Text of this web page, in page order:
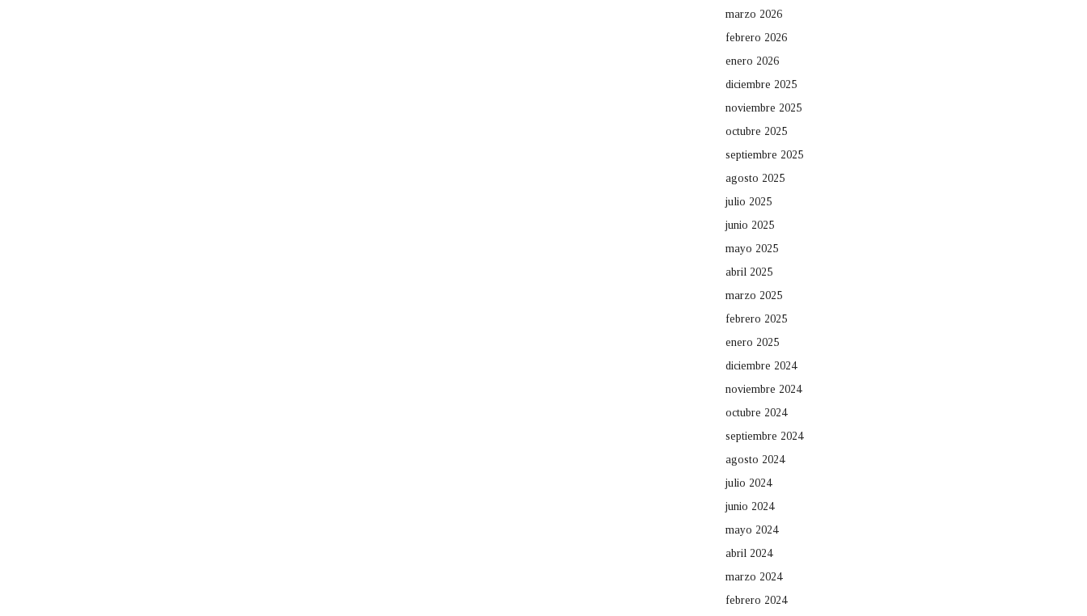
marzo 2026
febrero 2026
enero 2026
diciembre 2025
noviembre 2025
octubre 2025
septiembre 2025
agosto 2025
julio 2025
junio 2025
mayo 2025
abril 2025
marzo 2025
febrero 2025
enero 2025
diciembre 2024
noviembre 2024
octubre 2024
septiembre 2024
agosto 2024
julio 2024
junio 2024
mayo 2024
abril 2024
marzo 2024
febrero 2024